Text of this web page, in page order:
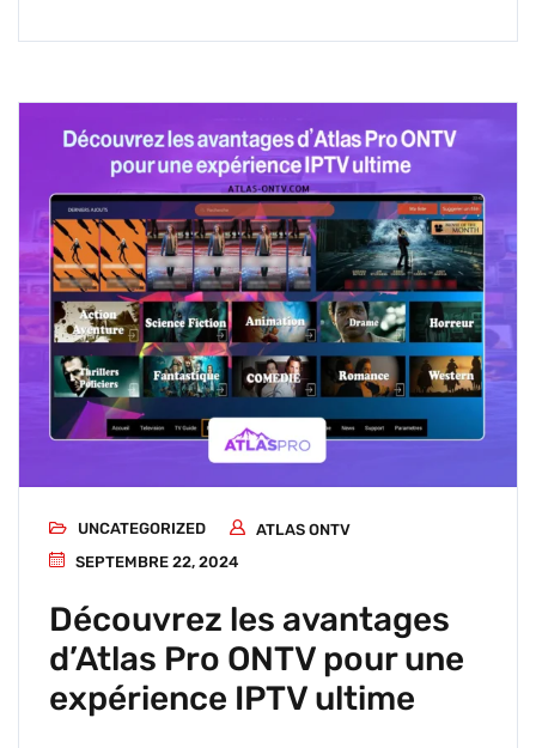
UNCATEGORIZED
ATLAS ONTV
SEPTEMBRE 22, 2024
Découvrez les avantages
d’Atlas Pro ONTV pour une
expérience IPTV ultime